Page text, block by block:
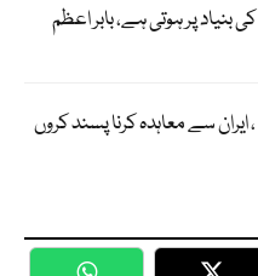
بنیاد پر ہوتی ہے، بابر اعظم
، ایران سے معاہدہ کرنا پسند کروں